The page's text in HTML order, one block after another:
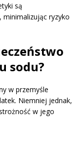
są
minimalizując ryzyko
sodu?
w przemyśle
Niemniej jednak,
w jego